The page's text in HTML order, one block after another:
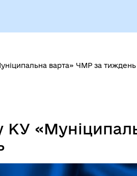
податки та збори
варта» ЧМР за тиждень
КУ